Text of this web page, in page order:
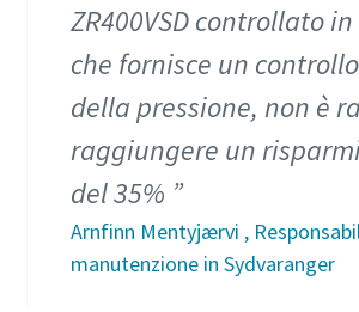
ZR400VSD controllato
che fornisce un
della pressione, non è
raggiungere un
del 35%
Arnfinn Mentyjærvi ,
manutenzione in Sydvaranger